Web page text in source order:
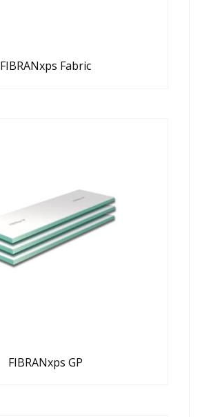
FIBRANxps Fabric
FIBRANxps GP